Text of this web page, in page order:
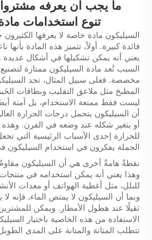
ما يجب أن يعرفه
تنوع استخدامات
السيليكون مادة خاصة لا يعرفها الكثيرون
فائدة كبيرة. أولاً، تتميز هذه المادة بأنها
يعني أنه يمكن تشكيلها في أشكال عديدة
السبب تُعد مادة السيليكون ممتازة
مخصصة. فعلى سبيل المثال، تجد
المطبخ مثل ملاعق التقليب وبطاقات
ليست فقط ممتعة الاستخدام، بل آمنة
أن السيليكون يتحمل درجات الحرارة
أو يتغير شكله عند وضعه في الفرن. وهذه
للحرارة إحدى الأسباب الرئيسية التي
الجملة يفكرون في استخدام السيليكون
نقطةٌ هامةٌ أخرى هي أن السيليكون مقاومٌ
وهذا يعني أنه يمكن استخدامه في
للبلل، مثل أغطية الهواتف أو معدات
وبما أن السيليكون لا يمتص الماء، فإنه
ثقيلًا عند هطول الأمطار. ويمكن
الاستفادة من هذه الخاصية باختيار
تتطلب المتانة والمتانة على المدى